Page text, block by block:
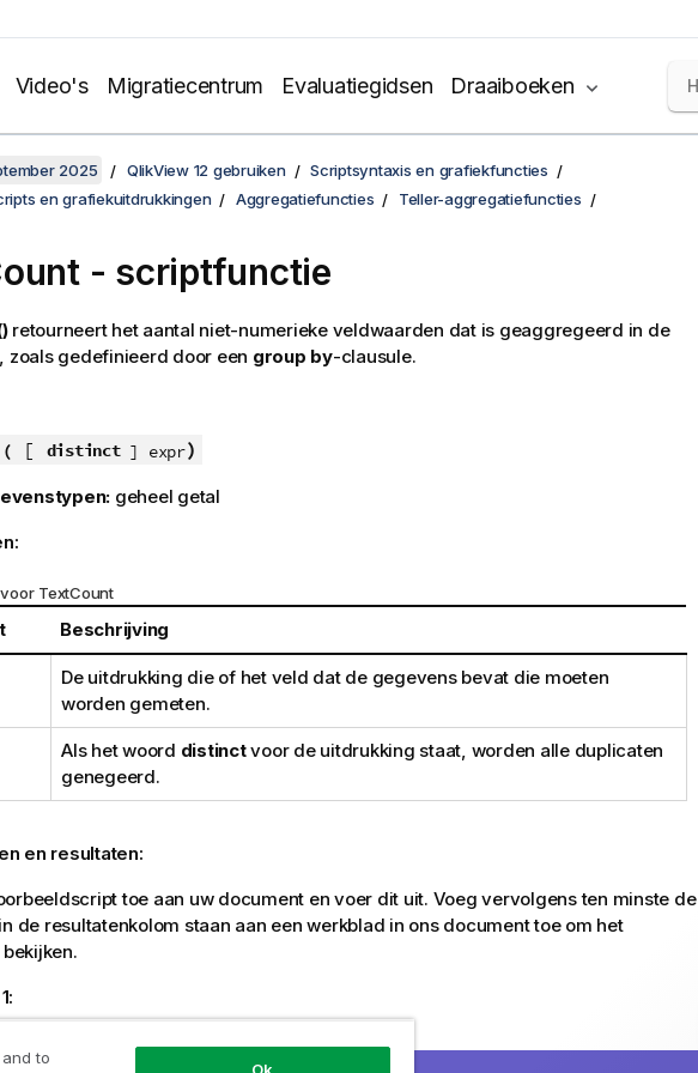
Video's Migratiecentrum Evaluatiegidsen Draaiboeken
2025 QlikView 12 gebruiken
Scriptsyntaxis en grafiekfuncties
en grafiekuitdrukkingen
Aggregatiefuncties Teller-aggregatiefuncties
- scriptfunctie
retourneert het aantal niet-numerieke veldwaarden dat is geaggregeerd in de
zoals gedefinieerd door een group by-clausule.
( [ distinct] expr)
geheel getal
TextCount
Beschrijving
De uitdrukking die of het veld dat de gegevens bevat die moeten
worden gemeten.
Als het woord distinctvoor de uitdrukking staat, worden alle duplicaten
genegeerd.
en resultaten:
toe aan uw document en voer dit uit. Voeg vervolgens ten minste de
de resultatenkolom staan aan een werkblad in ons document toe om het
to